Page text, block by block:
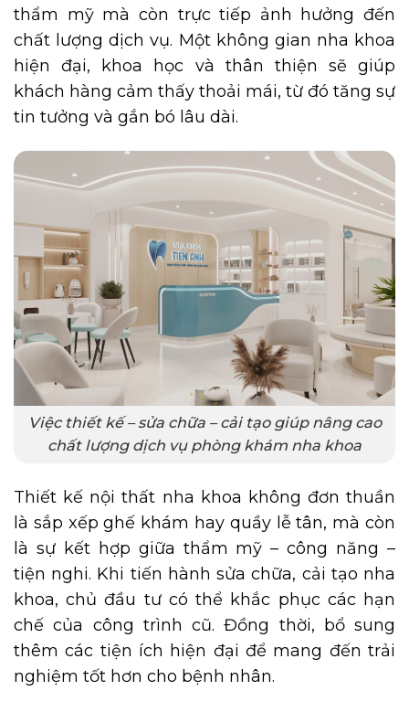
thẩm mỹ mà còn trực tiếp ảnh hưởng đến
chất lượng dịch vụ. Một không gian nha khoa
hiện đại, khoa học và thân thiện sẽ giúp
khách hàng cảm thấy thoải mái, từ đó tăng sự
tin tưởng và gắn bó lâu dài.
Việc thiết kế – sửa chữa – cải tạo giúp nâng cao
chất lượng dịch vụ phòng khám nha khoa
Thiết kế nội thất nha khoa không đơn thuần
là sắp xếp ghế khám hay quầy lễ tân, mà còn
là sự kết hợp giữa thẩm mỹ – công năng –
tiện nghi. Khi tiến hành sửa chữa, cải tạo nha
khoa, chủ đầu tư có thể khắc phục các hạn
chế của công trình cũ. Đồng thời, bổ sung
thêm các tiện ích hiện đại để mang đến trải
nghiệm tốt hơn cho bệnh nhân.